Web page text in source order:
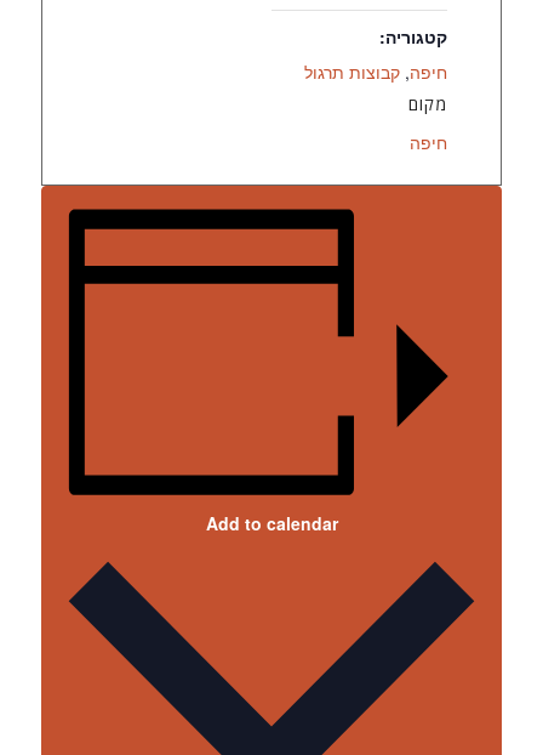
קטגוריה:
חיפה, קבוצות תרגול
מקום
חיפה
Add to calendar